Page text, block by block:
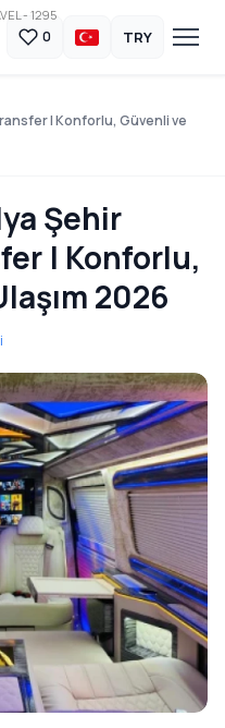
- 1295
0 TRY
| Konforlu, Güvenli ve
Şehir
| Konforlu,
2026